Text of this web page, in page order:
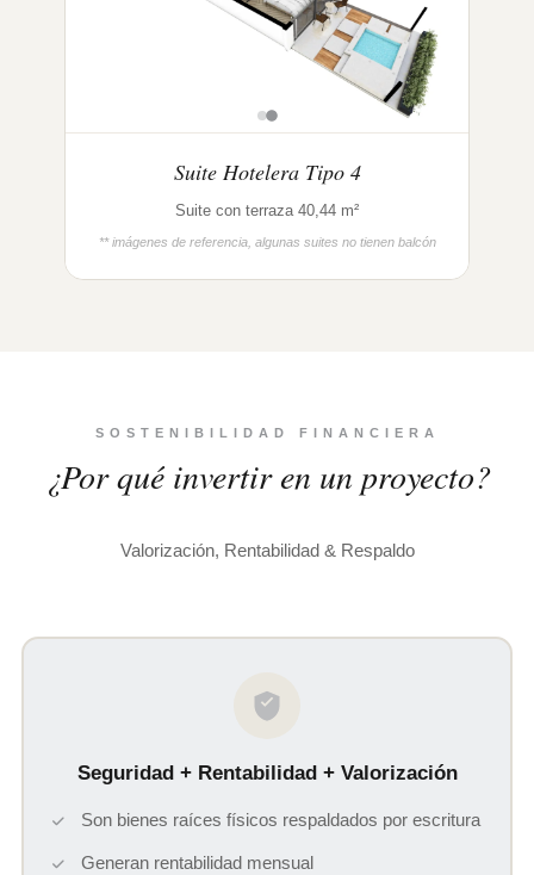
Suite Hotelera Tipo 4
Suite con terraza 40,44 m²
** imágenes de referencia, algunas suites no tienen balcón
SOSTENIBILIDAD FINANCIERA
¿Por qué invertir en un proyecto?
Valorización, Rentabilidad & Respaldo
Seguridad + Rentabilidad + Valorización
Son bienes raíces físicos respaldados por escritura
Generan rentabilidad mensual